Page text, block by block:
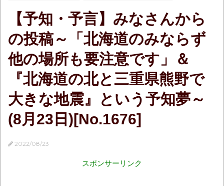
【予知・予言】みなさんから
の投稿～「北海道のみならず
他の場所も要注意です」＆
『北海道の北と三重県熊野で
大きな地震』という予知夢～
(8月23日)[No.1676]
2022/08/23
スポンサーリンク